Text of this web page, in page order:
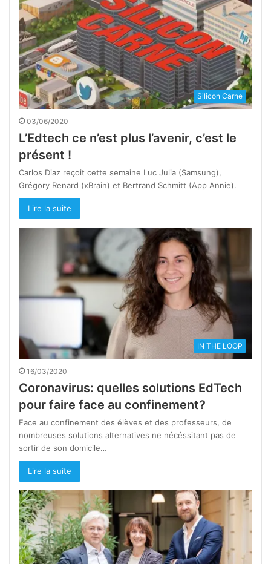
Silicon Carne
03/06/2020
L’Edtech ce n’est plus l’avenir, c’est le
présent !
Carlos Diaz reçoit cette semaine Luc Julia (Samsung),
Grégory Renard (xBrain) et Bertrand Schmitt (App Annie).
Lire la suite
IN THE LOOP
16/03/2020
Coronavirus: quelles solutions EdTech
pour faire face au confinement?
Face au confinement des élèves et des professeurs, de
nombreuses solutions alternatives ne nécéssitant pas de
sortir de son domicile…
Lire la suite